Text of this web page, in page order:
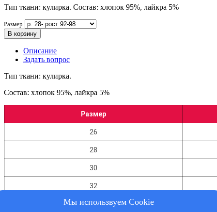
Тип ткани: кулирка. Состав: хлопок 95%, лайкра 5%
Размер
В корзину
Описание
Задать вопрос
Тип ткани: кулирка.
Состав: хлопок 95%, лайкра 5%
Размер
26
28
30
32
34
Мы использвуем Cookie